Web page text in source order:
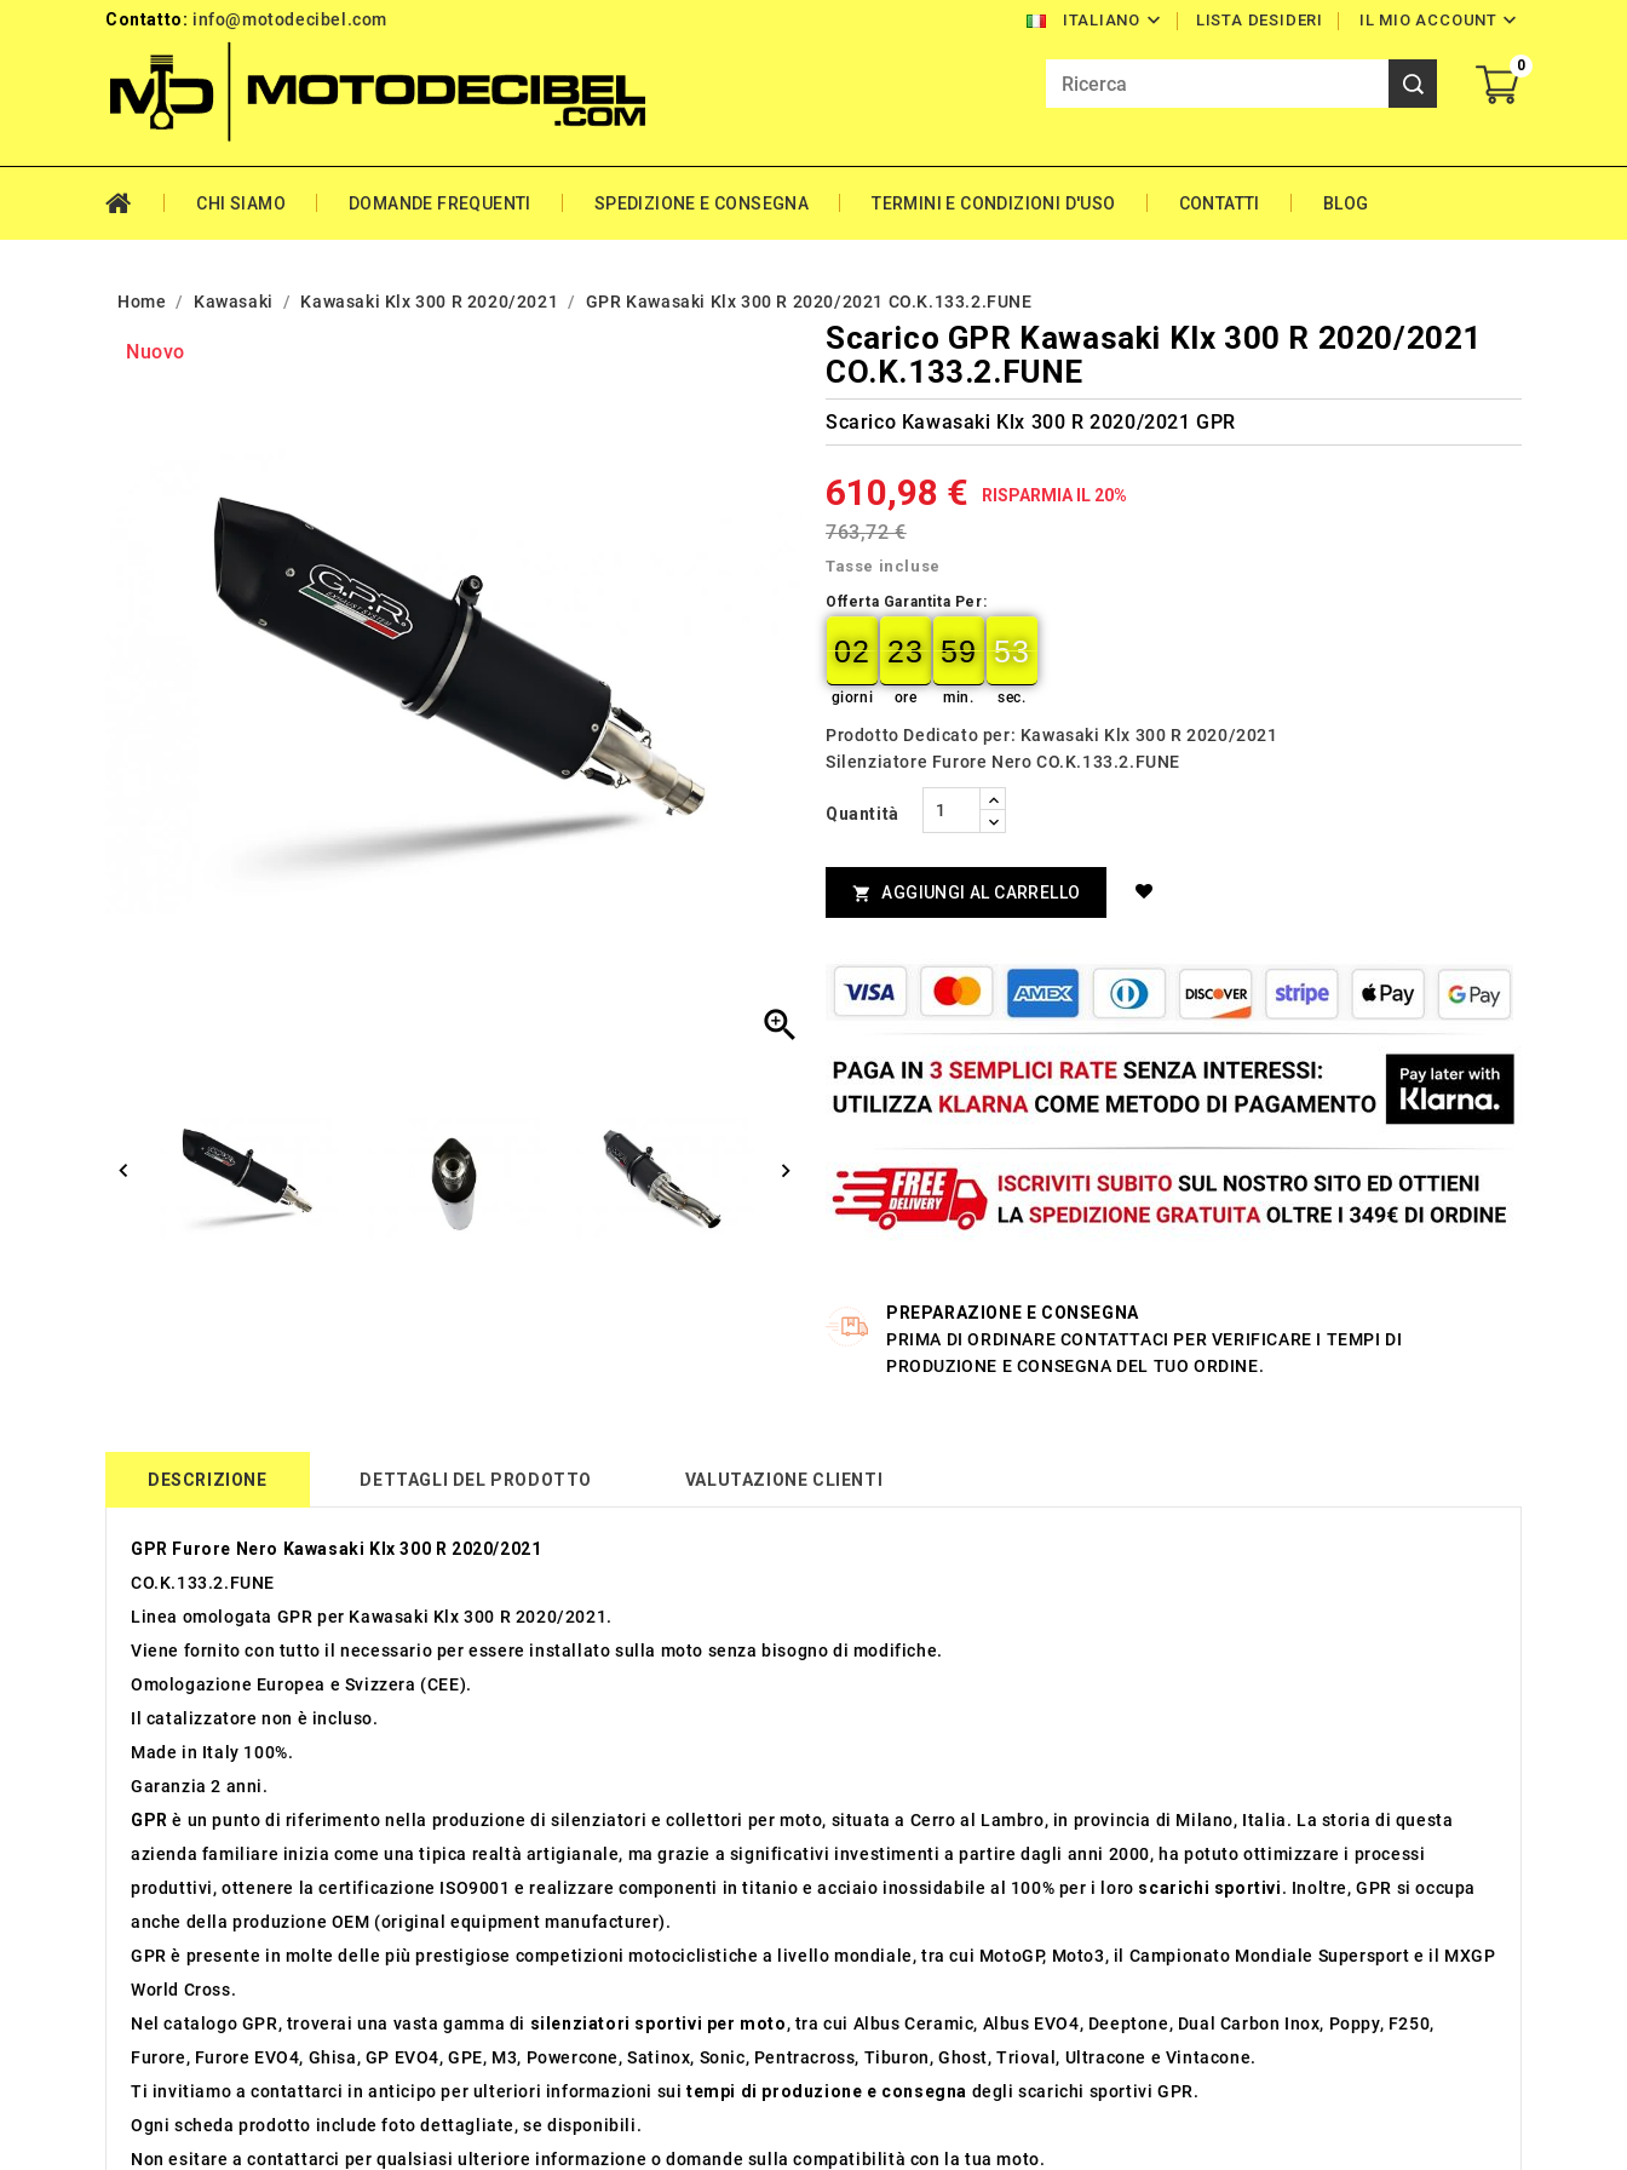
Contatto: info@motodecibel.com ITALIANO  IL MIO ACCOUNT 
LISTA DESIDERI
0
CHI SIAMO DOMANDE FREQUENTI SPEDIZIONE E CONSEGNA TERMINI E CONDIZIONI D'USO CONTATTI BLOG
Home Kawasaki Kawasaki Klx 300 R 2020/2021 GPR Kawasaki Klx 300 R 2020/2021 CO.K.133.2.FUNE
Nuovo

Scarico GPR Kawasaki Klx 300 R 2020/2021
CO.K.133.2.FUNE
Scarico Kawasaki Klx 300 R 2020/2021 GPR
610,98 € RISPARMIA IL 20%
763,72 €
Tasse incluse
Offerta Garantita Per:
02
02
00
giorni
23
23
00
ore
59
59
00
min.
52
52
53
sec.
Prodotto Dedicato per: Kawasaki Klx 300 R 2020/2021
Silenziatore Furore Nero CO.K.133.2.FUNE
Quantità
 AGGIUNGI AL CARRELLO
PREPARAZIONE E CONSEGNA
PRIMA DI ORDINARE CONTATTACI PER VERIFICARE I TEMPI DI
PRODUZIONE E CONSEGNA DEL TUO ORDINE.
DESCRIZIONE DETTAGLI DEL PRODOTTO VALUTAZIONE CLIENTI
GPR Furore Nero Kawasaki Klx 300 R 2020/2021
CO.K.133.2.FUNE
Linea omologata GPR per Kawasaki Klx 300 R 2020/2021.
Viene fornito con tutto il necessario per essere installato sulla moto senza bisogno di modifiche.
Omologazione Europea e Svizzera (CEE).
Il catalizzatore non è incluso.
Made in Italy 100%.
Garanzia 2 anni.
GPR è un punto di riferimento nella produzione di silenziatori e collettori per moto, situata a Cerro al Lambro, in provincia di Milano, Italia. La storia di questa
azienda familiare inizia come una tipica realtà artigianale, ma grazie a significativi investimenti a partire dagli anni 2000, ha potuto ottimizzare i processi
produttivi, ottenere la certificazione ISO9001 e realizzare componenti in titanio e acciaio inossidabile al 100% per i loro scarichi sportivi. Inoltre, GPR si occupa
anche della produzione OEM (original equipment manufacturer).
GPR è presente in molte delle più prestigiose competizioni motociclistiche a livello mondiale, tra cui MotoGP, Moto3, il Campionato Mondiale Supersport e il MXGP
World Cross.
Nel catalogo GPR, troverai una vasta gamma di silenziatori sportivi per moto, tra cui Albus Ceramic, Albus EVO4, Deeptone, Dual Carbon Inox, Poppy, F250,
Furore, Furore EVO4, Ghisa, GP EVO4, GPE, M3, Powercone, Satinox, Sonic, Pentracross, Tiburon, Ghost, Trioval, Ultracone e Vintacone.
Ti invitiamo a contattarci in anticipo per ulteriori informazioni sui tempi di produzione e consegna degli scarichi sportivi GPR.
Ogni scheda prodotto include foto dettagliate, se disponibili.
Non esitare a contattarci per qualsiasi ulteriore informazione o domande sulla compatibilità con la tua moto.